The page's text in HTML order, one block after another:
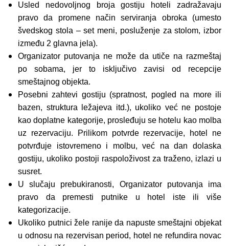
Usled nedovoljnog broja gostiju hoteli zadražavaju
pravo da promene način serviranja obroka (umesto
švedskog stola – set meni, posluženje za stolom, izbor
između 2 glavna jela).
Organizator putovanja ne može da utiče na razmeštaj
po sobama, jer to isključivo zavisi od recepcije
smeštajnog objekta.
Posebni zahtevi gostiju (spratnost, pogled na more ili
bazen, struktura ležajeva itd.), ukoliko već ne postoje
kao doplatne kategorije, prosleđuju se hotelu kao molba
uz rezervaciju. Prilikom potvrde rezervacije, hotel ne
potvrđuje istovremeno i molbu, već na dan dolaska
gostiju, ukoliko postoji raspoloživost za traženo, izlazi u
susret.
U slučaju prebukiranosti, Organizator putovanja ima
pravo da premesti putnike u hotel iste ili više
kategorizacije.
Ukoliko putnici žele ranije da napuste smeštajni objekat
u odnosu na rezervisan period, hotel ne refundira novac